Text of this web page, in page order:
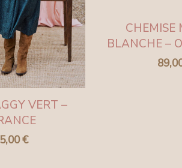
VERT –
€
CHEMISE
BLANCHE –